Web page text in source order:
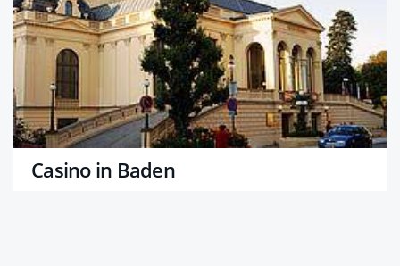
Casino in Baden